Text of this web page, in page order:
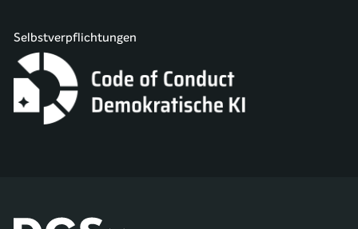
Selbstverpflichtungen